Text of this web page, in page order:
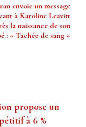
envoie un message
à Karoline Leavitt
la naissance de son
: « Tachée de sang »
propose un
à 6 %